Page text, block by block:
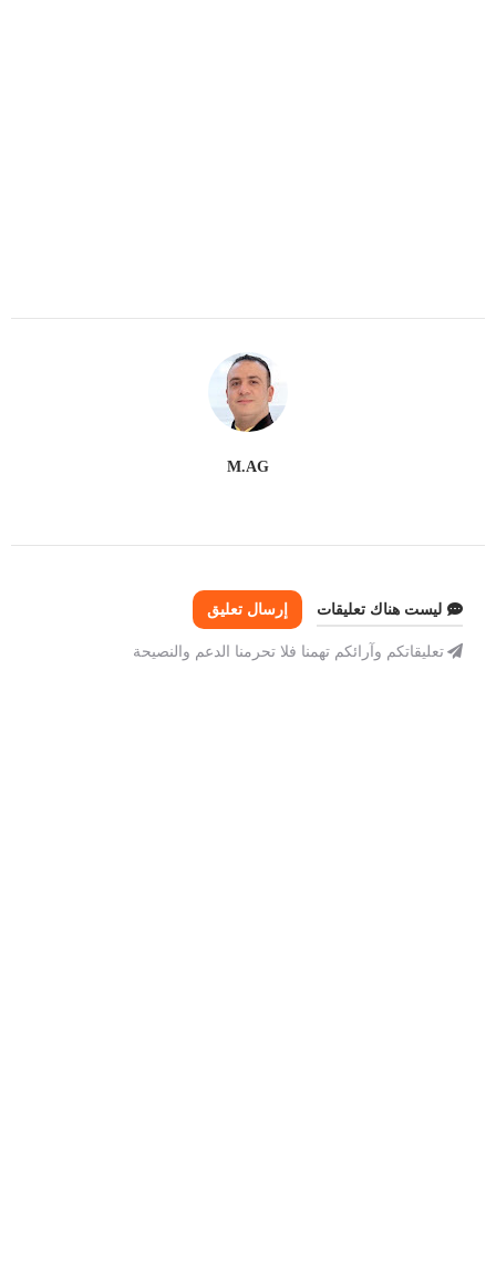
M.AG
ليست هناك تعليقات إرسال تعليق
تعليقاتكم وآرائكم تهمنا فلا تحرمنا الدعم والنصيحة